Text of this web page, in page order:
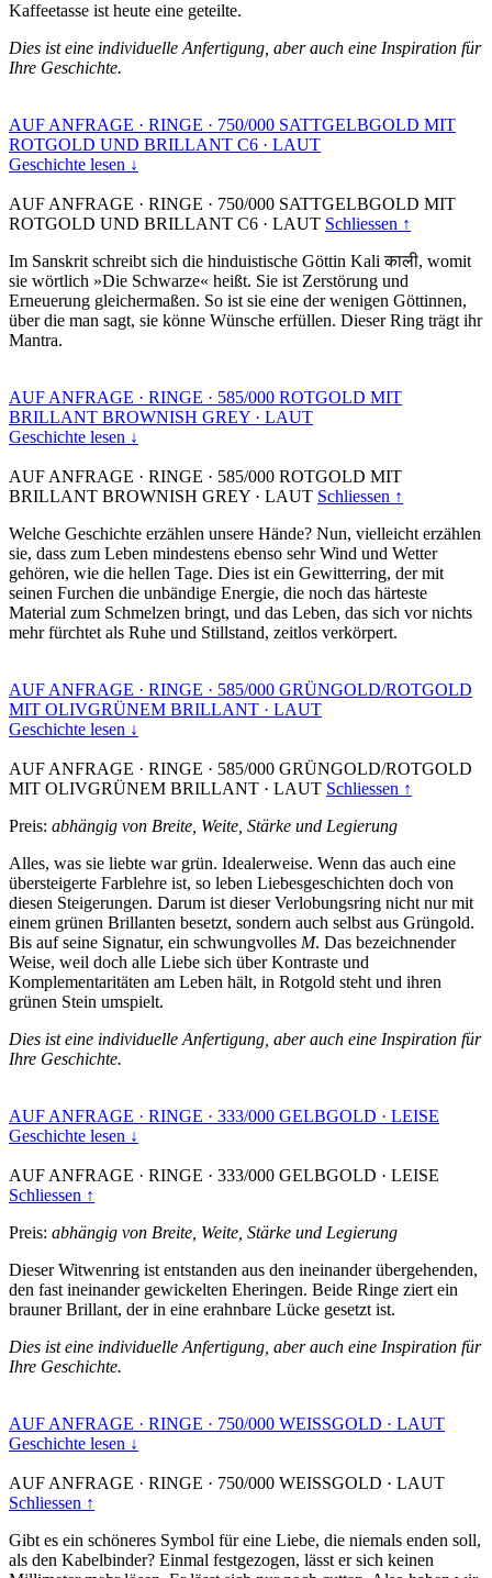
Kaffeetasse ist heute eine geteilte.
Dies ist eine individuelle Anfertigung, aber auch eine Inspiration für
Ihre Geschichte.
AUF ANFRAGE · RINGE · 750/000 SATTGELBGOLD MIT
ROTGOLD UND BRILLANT C6 · LAUT
Geschichte lesen ↓
AUF ANFRAGE · RINGE · 750/000 SATTGELBGOLD MIT
ROTGOLD UND BRILLANT C6 · LAUT Schliessen ↑
Im Sanskrit schreibt sich die hinduistische Göttin Kali काली, womit
sie wörtlich »Die Schwarze« heißt. Sie ist Zerstörung und
Erneuerung gleichermaßen. So ist sie eine der wenigen Göttinnen,
über die man sagt, sie könne Wünsche erfüllen. Dieser Ring trägt ihr
Mantra.
AUF ANFRAGE · RINGE · 585/000 ROTGOLD MIT
BRILLANT BROWNISH GREY · LAUT
Geschichte lesen ↓
AUF ANFRAGE · RINGE · 585/000 ROTGOLD MIT
BRILLANT BROWNISH GREY · LAUT Schliessen ↑
Welche Geschichte erzählen unsere Hände? Nun, vielleicht erzählen
sie, dass zum Leben mindestens ebenso sehr Wind und Wetter
gehören, wie die hellen Tage. Dies ist ein Gewitterring, der mit
seinen Furchen die unbändige Energie, die noch das härteste
Material zum Schmelzen bringt, und das Leben, das sich vor nichts
mehr fürchtet als Ruhe und Stillstand, zeitlos verkörpert.
AUF ANFRAGE · RINGE · 585/000 GRÜNGOLD/ROTGOLD
MIT OLIVGRÜNEM BRILLANT · LAUT
Geschichte lesen ↓
AUF ANFRAGE · RINGE · 585/000 GRÜNGOLD/ROTGOLD
MIT OLIVGRÜNEM BRILLANT · LAUT Schliessen ↑
Preis: abhängig von Breite, Weite, Stärke und Legierung
Alles, was sie liebte war grün. Idealerweise. Wenn das auch eine
übersteigerte Farblehre ist, so leben Liebesgeschichten doch von
diesen Steigerungen. Darum ist dieser Verlobungsring nicht nur mit
einem grünen Brillanten besetzt, sondern auch selbst aus Grüngold.
Bis auf seine Signatur, ein schwungvolles M. Das bezeichnender
Weise, weil doch alle Liebe sich über Kontraste und
Komplementaritäten am Leben hält, in Rotgold steht und ihren
grünen Stein umspielt.
Dies ist eine individuelle Anfertigung, aber auch eine Inspiration für
Ihre Geschichte.
AUF ANFRAGE · RINGE · 333/000 GELBGOLD · LEISE
Geschichte lesen ↓
AUF ANFRAGE · RINGE · 333/000 GELBGOLD · LEISE
Schliessen ↑
Preis: abhängig von Breite, Weite, Stärke und Legierung
Dieser Witwenring ist entstanden aus den ineinander übergehenden,
den fast ineinander gewickelten Eheringen. Beide Ringe ziert ein
brauner Brillant, der in eine erahnbare Lücke gesetzt ist.
Dies ist eine individuelle Anfertigung, aber auch eine Inspiration für
Ihre Geschichte.
AUF ANFRAGE · RINGE · 750/000 WEISSGOLD · LAUT
Geschichte lesen ↓
AUF ANFRAGE · RINGE · 750/000 WEISSGOLD · LAUT
Schliessen ↑
Gibt es ein schöneres Symbol für eine Liebe, die niemals enden soll,
als den Kabelbinder? Einmal festgezogen, lässt er sich keinen